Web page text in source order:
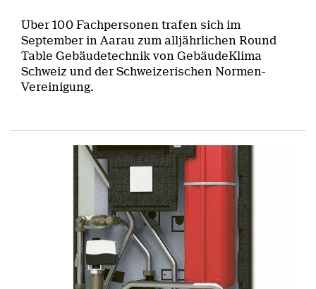
Über 100 Fachpersonen trafen sich im
September in Aarau zum alljährlichen Round
Table Gebäudetechnik von GebäudeKlima
Schweiz und der Schweizerischen Normen-
Vereinigung.